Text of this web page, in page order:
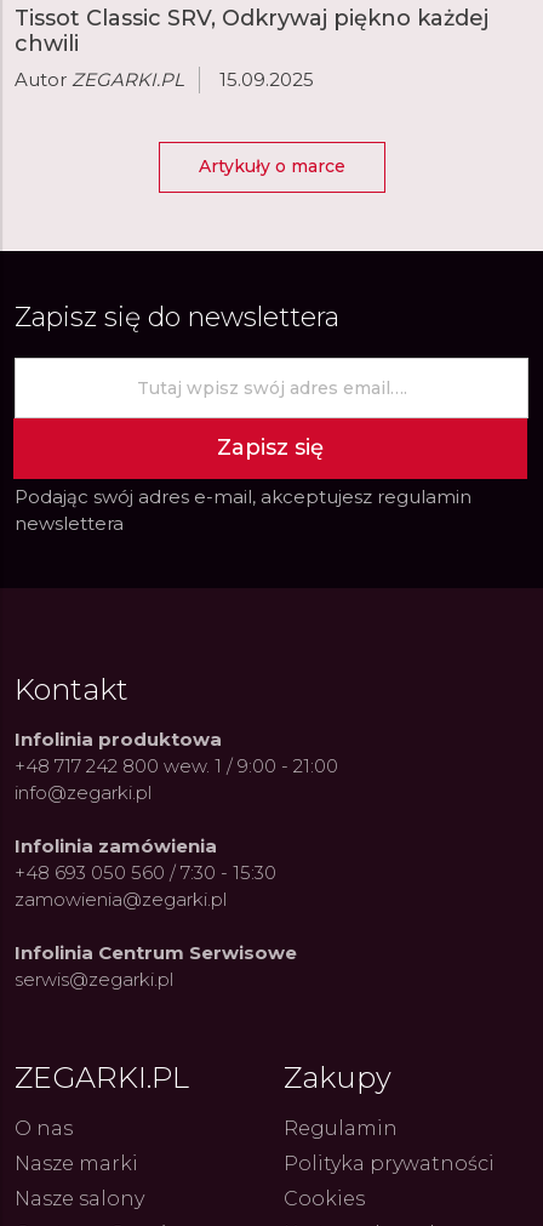
Constant: Pasja,
i Dostępny Luksus z
Fenomen marki Festina. Od
kolarskich pasji do ikonicznych
kolekcji zegarków
Tissot Classic SRV, Odkrywaj piękno każdej
chwili
Autor ZEGARKI.PL 15.09.2025
Artykuły o marce
Zapisz się do newslettera
Zapisz się
Podając swój adres e-mail, akceptujesz regulamin
newslettera
Kontakt
Infolinia produktowa
+48 717 242 800 wew. 1 / 9:00 - 21:00
info@zegarki.pl
Infolinia zamówienia
+48 693 050 560 / 7:30 - 15:30
zamowienia@zegarki.pl
Infolinia Centrum Serwisowe
serwis@zegarki.pl
ZEGARKI.PL
O nas
Nasze marki
Nasze salony
Zakupy
Regulamin
Polityka prywatności
Cookies